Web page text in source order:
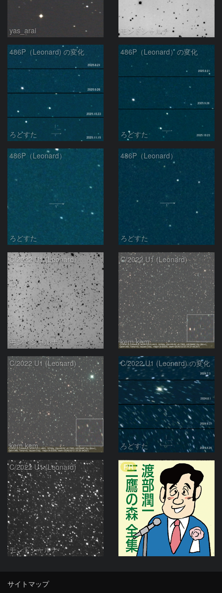
yas_arai モンドシャルナ
486P（Leonard) の変化
ろどすた
486P（Leonard）の変化
ろどすた
486P（Leonard）
ろどすた
486P（Leonard）
ろどすた
C/2022 U1 (Leonard)
モンドシャルナ
C/2022 U1 (Leonard)
kem.kem
C/2022 U1 (Leonard)
kem.kem
C/2022 U1 (Leonard) の変化
ろどすた
C/2022 U1 (Leonard)
モンドシャルナ
PR
サイトマップ